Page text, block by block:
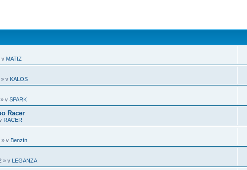
v MATIZ
» v KALOS
» v SPARK
Racer
RACER
» v Benzín
» v LEGANZA